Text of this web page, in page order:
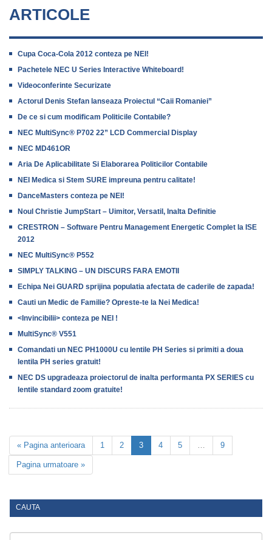
ARTICOLE
Cupa Coca-Cola 2012 conteza pe NEI!
Pachetele NEC U Series Interactive Whiteboard!
Videoconferinte Securizate
Actorul Denis Stefan lanseaza Proiectul “Caii Romaniei”
De ce si cum modificam Politicile Contabile?
NEC MultiSync® P702 22” LCD Commercial Display
NEC MD461OR
Aria De Aplicabilitate Si Elaborarea Politicilor Contabile
NEI Medica si Stem SURE impreuna pentru calitate!
DanceMasters conteza pe NEI!
Noul Christie JumpStart – Uimitor, Versatil, Inalta Definitie
CRESTRON – Software Pentru Management Energetic Complet la ISE
2012
NEC MultiSync® P552
SIMPLY TALKING – UN DISCURS FARA EMOTII
Echipa Nei GUARD sprijina populatia afectata de caderile de zapada!
Cauti un Medic de Familie? Opreste-te la Nei Medica!
<Invincibilii> conteza pe NEI !
MultiSync® V551
Comandati un NEC PH1000U cu lentile PH Series si primiti a doua
lentila PH series gratuit!
NEC DS upgradeaza proiectorul de inalta performanta PX SERIES cu
lentile standard zoom gratuite!
« Pagina anterioara 1 2 3 4 5 … 9
Pagina urmatoare »
CAUTA